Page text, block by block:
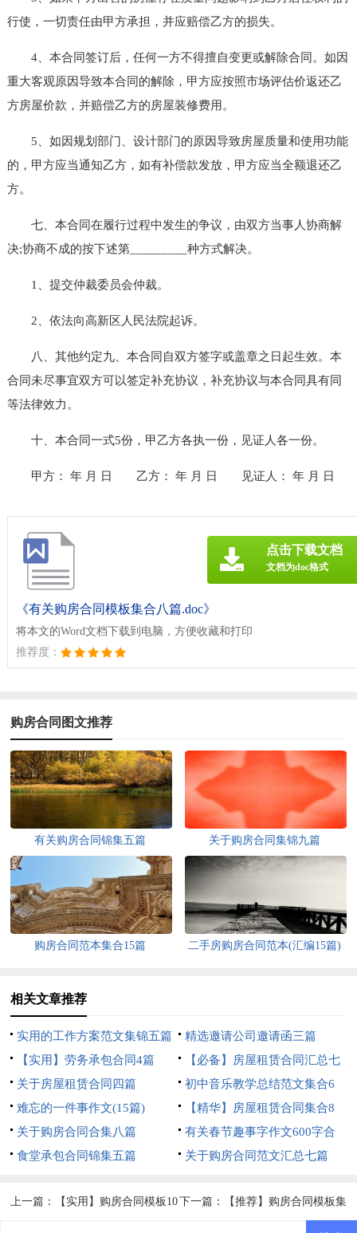
行使，一切责任由甲方承担，并应赔偿乙方的损失。
4、本合同签订后，任何一方不得擅自变更或解除合同。如因
重大客观原因导致本合同的解除，甲方应按照市场评估价返还乙
方房屋价款，并赔偿乙方的房屋装修费用。
5、如因规划部门、设计部门的原因导致房屋质量和使用功能
的，甲方应当通知乙方，如有补偿款发放，甲方应当全额退还乙
方。
七、本合同在履行过程中发生的争议，由双方当事人协商解
决;协商不成的按下述第_________种方式解决。
1、提交仲裁委员会仲裁。
2、依法向高新区人民法院起诉。
八、其他约定九、本合同自双方签字或盖章之日起生效。本
合同未尽事宜双方可以签定补充协议，补充协议与本合同具有同
等法律效力。
十、本合同一式5份，甲乙方各执一份，见证人各一份。
甲方： 年 月 日 乙方： 年 月 日 见证人： 年 月 日
《有关购房合同模板集合八篇.doc》
将本文的Word文档下载到电脑，方便收藏和打印
推荐度：
点击下载文档
文档为doc格式
购房合同图文推荐
有关购房合同锦集五篇 关于购房合同集锦九篇
购房合同范本集合15篇 二手房购房合同范本(汇编15篇)
相关文章推荐
实用的工作方案范文集锦五篇
精选邀请公司邀请函三篇
【实用】劳务承包合同4篇
【必备】房屋租赁合同汇总七
篇
关于房屋租赁合同四篇
初中音乐教学总结范文集合6
篇
难忘的一件事作文(15篇)
【精华】房屋租赁合同集合8
篇
关于购房合同合集八篇
有关春节趣事字作文600字合
集五篇
食堂承包合同锦集五篇 关于购房合同范文汇总七篇
上一篇：
【实用】购房合同模板10下一篇：
【推荐】购房合同模板集